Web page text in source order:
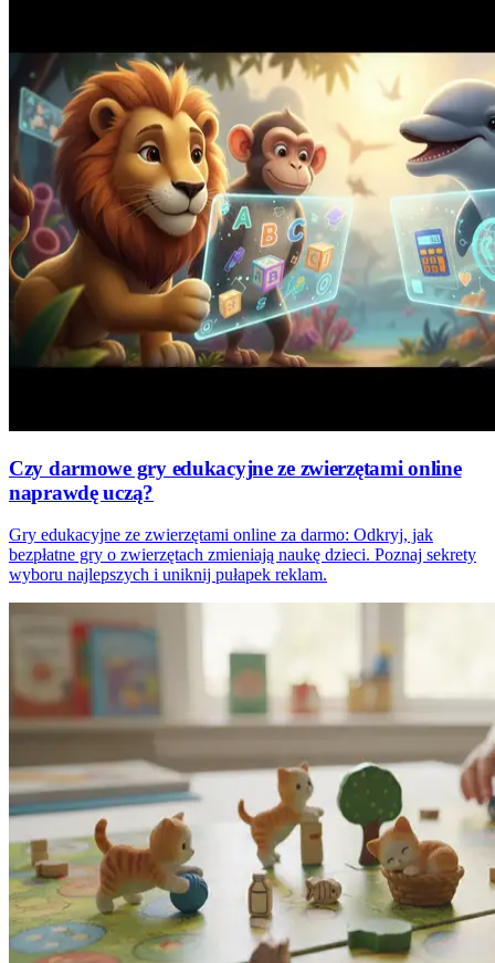
Czy darmowe gry edukacyjne ze zwierzętami online
naprawdę uczą?
Gry edukacyjne ze zwierzętami online za darmo: Odkryj, jak
bezpłatne gry o zwierzętach zmieniają naukę dzieci. Poznaj sekrety
wyboru najlepszych i uniknij pułapek reklam.